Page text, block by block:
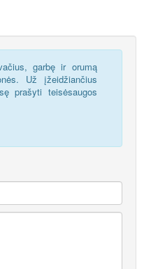
garbę ir orumą
Už įžeidžiančius
prašyti teisėsaugos